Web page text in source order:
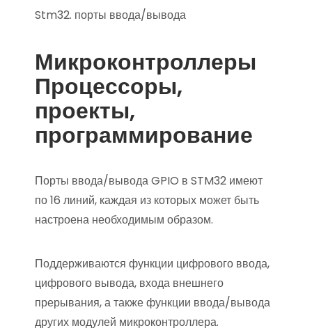
Stm32. порты ввода/вывода
Микроконтроллеры
Процессоры,
проекты,
программирование
Порты ввода/вывода GPIO в STM32 имеют
по 16 линий, каждая из которых может быть
настроена необходимым образом.
Поддерживаются функции цифрового ввода,
цифрового вывода, входа внешнего
прерывания, а также функции ввода/вывода
других модулей микроконтроллера.